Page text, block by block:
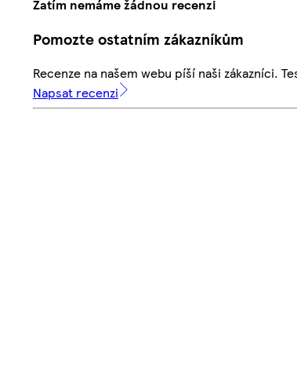
Zatím nemáme žádnou recenzi
Pomozte ostatním zákazníkům
Recenze na našem webu píší naši zákazníci.
Napsat recenzi